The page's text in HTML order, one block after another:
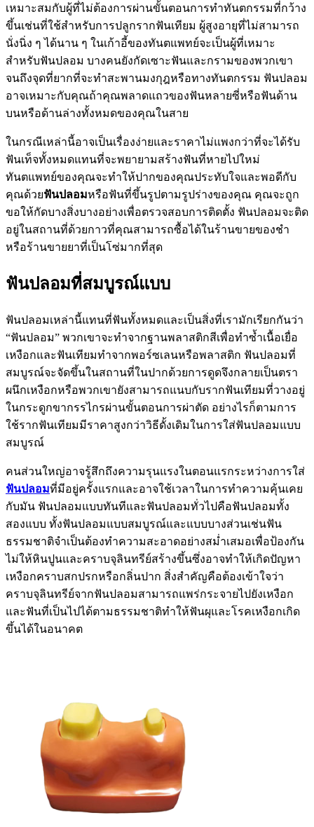
เหมาะสมกับผู้ที่ไม่ต้องการผ่านขั้นตอนการทำทันตกรรมที่กว้าง
ขึ้นเช่นที่ใช้สำหรับการปลูกรากฟันเทียม ผู้สูงอายุที่ไม่สามารถ
นั่งนิ่ง ๆ ได้นาน ๆ ในเก้าอี้ของทันตแพทย์จะเป็นผู้ที่เหมาะ
สำหรับฟันปลอม บางคนยังกัดเซาะฟันและกรามของพวกเขา
จนถึงจุดที่ยากที่จะทำสะพานมงกุฎหรือทางทันตกรรม ฟันปลอม
อาจเหมาะกับคุณถ้าคุณพลาดแถวของฟันหลายซี่หรือฟันด้าน
บนหรือด้านล่างทั้งหมดของคุณในสาย
ในกรณีเหล่านี้อาจเป็นเรื่องง่ายและราคาไม่แพงกว่าที่จะได้รับ
ฟันเท็จทั้งหมดแทนที่จะพยายามสร้างฟันที่หายไปใหม่
ทันตแพทย์ของคุณจะทำให้ปากของคุณประทับใจและพอดีกับ
คุณด้วยฟันปลอมหรือฟันที่ขึ้นรูปตามรูปร่างของคุณ คุณจะถูก
ขอให้กัดบางสิ่งบางอย่างเพื่อตรวจสอบการติดตั้ง ฟันปลอมจะติด
อยู่ในสถานที่ด้วยกาวที่คุณสามารถซื้อได้ในร้านขายของชำ
หรือร้านขายยาที่เป็นโซ่มากที่สุด
ฟันปลอมที่สมบูรณ์แบบ
ฟันปลอมเหล่านี้แทนที่ฟันทั้งหมดและเป็นสิ่งที่เรามักเรียกกันว่า
“ฟันปลอม” พวกเขาจะทำจากฐานพลาสติกสีเพื่อทำซ้ำเนื้อเยื่อ
เหงือกและฟันเทียมทำจากพอร์ซเลนหรือพลาสติก ฟันปลอมที่
สมบูรณ์จะจัดขึ้นในสถานที่ในปากด้วยการดูดจึงกลายเป็นตรา
ผนึกเหงือกหรือพวกเขายังสามารถแนบกับรากฟันเทียมที่วางอยู่
ในกระดูกขากรรไกรผ่านขั้นตอนการผ่าตัด อย่างไรก็ตามการ
ใช้รากฟันเทียมมีราคาสูงกว่าวิธีดั้งเดิมในการใส่ฟันปลอมแบบ
สมบูรณ์
คนส่วนใหญ่อาจรู้สึกถึงความรุนแรงในตอนแรกระหว่างการใส่
ฟันปลอมที่มีอยู่ครั้งแรกและอาจใช้เวลาในการทำความคุ้นเคย
กับมัน ฟันปลอมแบบทันทีและฟันปลอมทั่วไปคือฟันปลอมทั้ง
สองแบบ ทั้งฟันปลอมแบบสมบูรณ์และแบบบางส่วนเช่นฟัน
ธรรมชาติจำเป็นต้องทำความสะอาดอย่างสม่ำเสมอเพื่อป้องกัน
ไม่ให้หินปูนและคราบจุลินทรีย์สร้างขึ้นซึ่งอาจทำให้เกิดปัญหา
เหงือกคราบสกปรกหรือกลิ่นปาก สิ่งสำคัญคือต้องเข้าใจว่า
คราบจุลินทรีย์จากฟันปลอมสามารถแพร่กระจายไปยังเหงือก
และฟันที่เป็นไปได้ตามธรรมชาติทำให้ฟันผุและโรคเหงือกเกิด
ขึ้นได้ในอนาคต